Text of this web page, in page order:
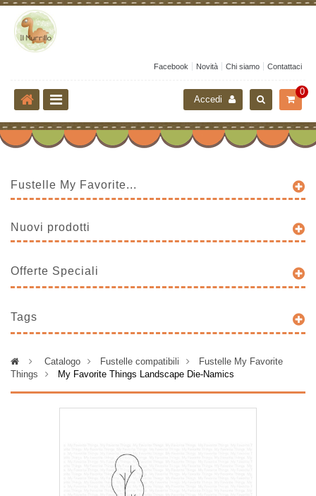
Facebook Novità Chi siamo Contattaci
0
Accedi
Fustelle My Favorite...
Nuovi prodotti
Offerte Speciali
Tags
> Catalogo > Fustelle compatibili >
Fustelle My Favorite
Things
> My Favorite Things Landscape Die-Namics